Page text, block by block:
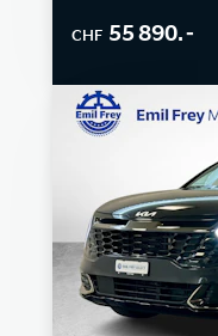
CHF 55 890.–